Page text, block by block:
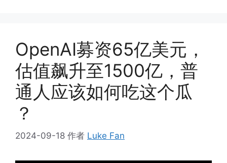
OpenAI募资65亿美元，
估值飙升至1500亿，普
通人应该如何吃这个瓜
？
2024-09-18 作者 Luke Fan